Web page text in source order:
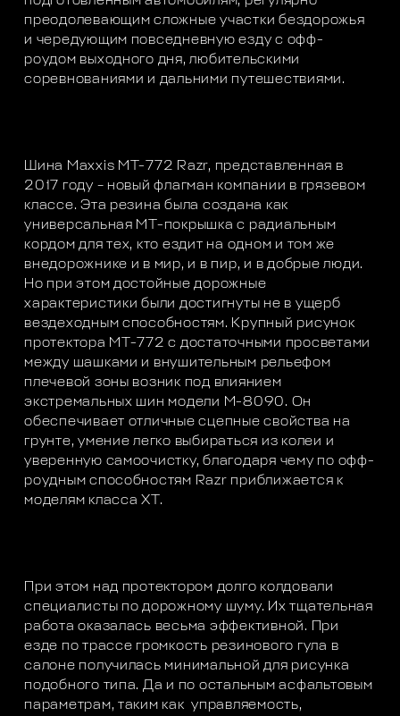
преодолевающим сложные участки бездорожья
и чередующим повседневную езду с офф-
роудом выходного дня, любительскими
соревнованиями и дальними путешествиями.
Шина Maxxis MТ-772 Razr, представленная в
2017 году – новый флагман компании в грязевом
классе. Эта резина была создана как
универсальная МТ-покрышка с радиальным
кордом для тех, кто ездит на одном и том же
внедорожнике и в мир, и в пир, и в добрые люди.
Но при этом достойные дорожные
характеристики были достигнуты не в ущерб
вездеходным способностям. Крупный рисунок
протектора MТ-772 с достаточными просветами
между шашками и внушительным рельефом
плечевой зоны возник под влиянием
экстремальных шин модели М-8090. Он
обеспечивает отличные сцепные свойства на
грунте, умение легко выбираться из колеи и
уверенную самоочистку, благодаря чему по офф-
роудным способностям Razr приближается к
моделям класса ХТ.
При этом над протектором долго колдовали
специалисты по дорожному шуму. Их тщательная
работа оказалась весьма эффективной. При
езде по трассе громкость резинового гула в
салоне получилась минимальной для рисунка
подобного типа. Да и по остальным асфальтовым
параметрам, таким как управляемость,